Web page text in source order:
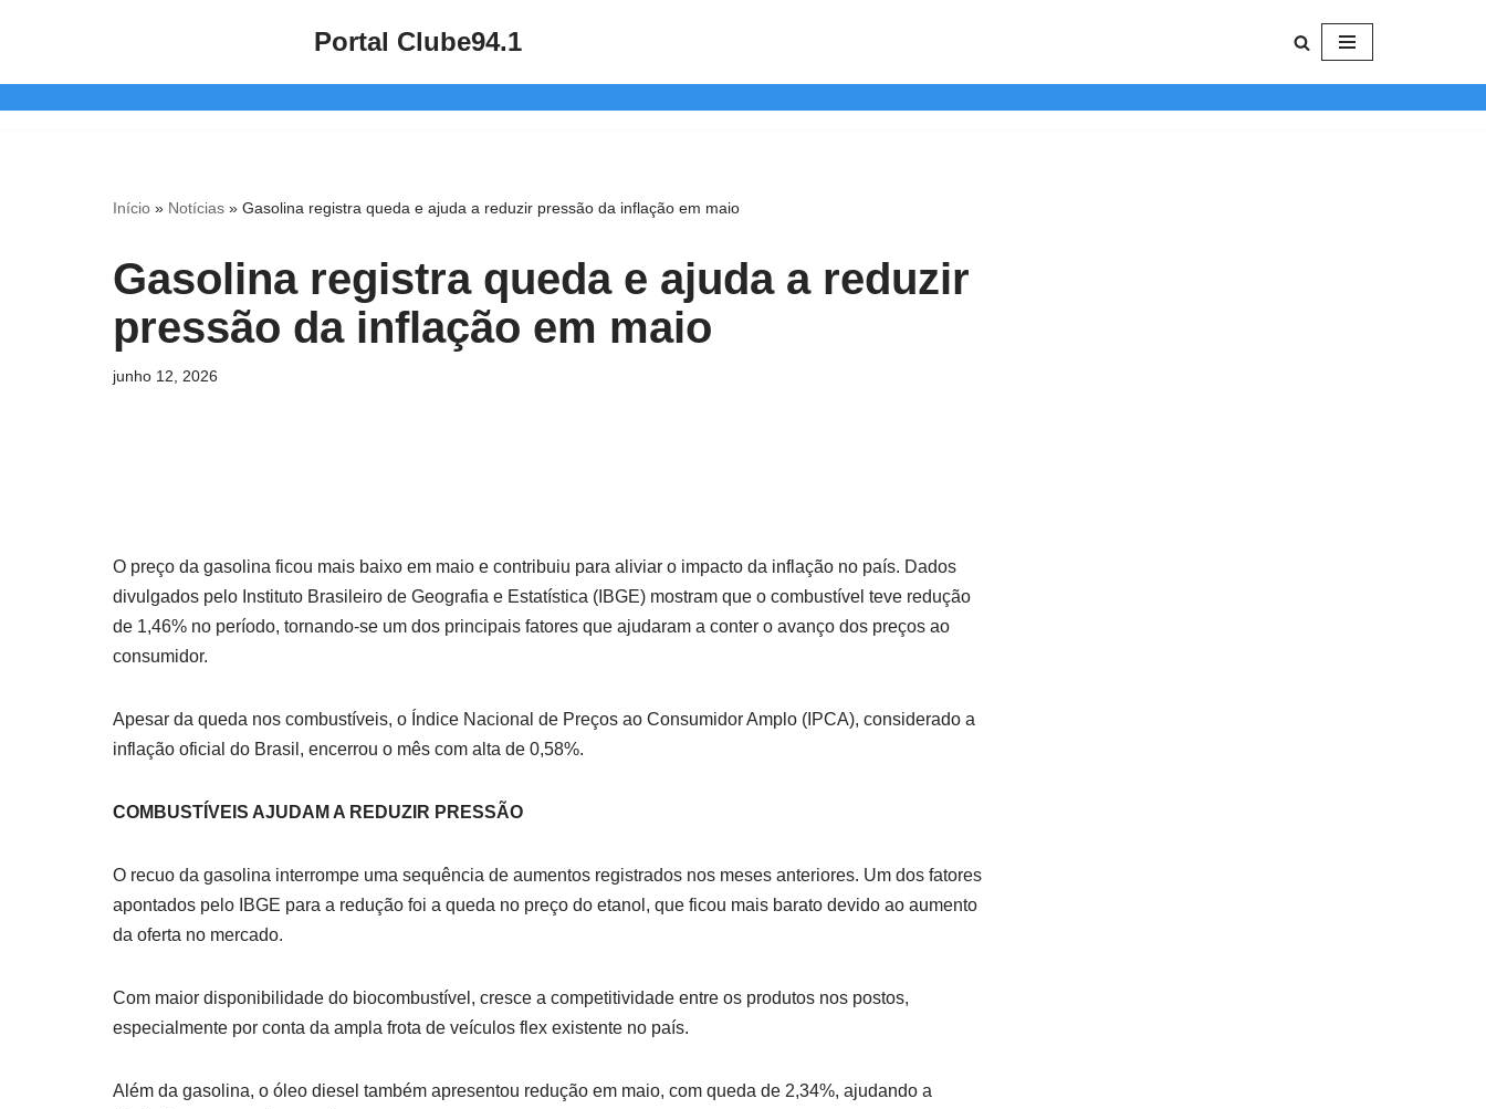
Portal Clube94.1
Início » Notícias » Gasolina registra queda e ajuda a reduzir pressão da inflação em maio
Gasolina registra queda e ajuda a reduzir
pressão da inflação em maio
junho 12, 2026
O preço da gasolina ficou mais baixo em maio e contribuiu para aliviar o impacto da inflação no país. Dados
divulgados pelo Instituto Brasileiro de Geografia e Estatística (IBGE) mostram que o combustível teve redução
de 1,46% no período, tornando-se um dos principais fatores que ajudaram a conter o avanço dos preços ao
consumidor.
Apesar da queda nos combustíveis, o Índice Nacional de Preços ao Consumidor Amplo (IPCA), considerado a
inflação oficial do Brasil, encerrou o mês com alta de 0,58%.
COMBUSTÍVEIS AJUDAM A REDUZIR PRESSÃO
O recuo da gasolina interrompe uma sequência de aumentos registrados nos meses anteriores. Um dos fatores
apontados pelo IBGE para a redução foi a queda no preço do etanol, que ficou mais barato devido ao aumento
da oferta no mercado.
Com maior disponibilidade do biocombustível, cresce a competitividade entre os produtos nos postos,
especialmente por conta da ampla frota de veículos flex existente no país.
Além da gasolina, o óleo diesel também apresentou redução em maio, com queda de 2,34%, ajudando a